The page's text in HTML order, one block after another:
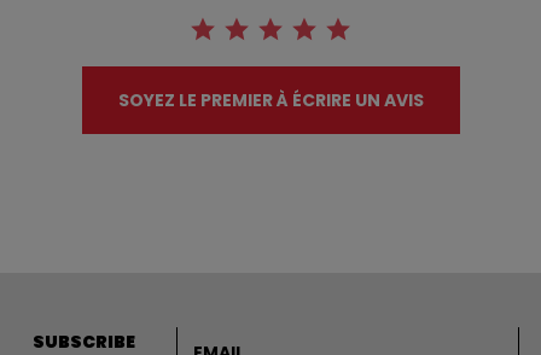
SOYEZ LE PREMIER À ÉCRIRE UN AVIS
SUBSCRIBE